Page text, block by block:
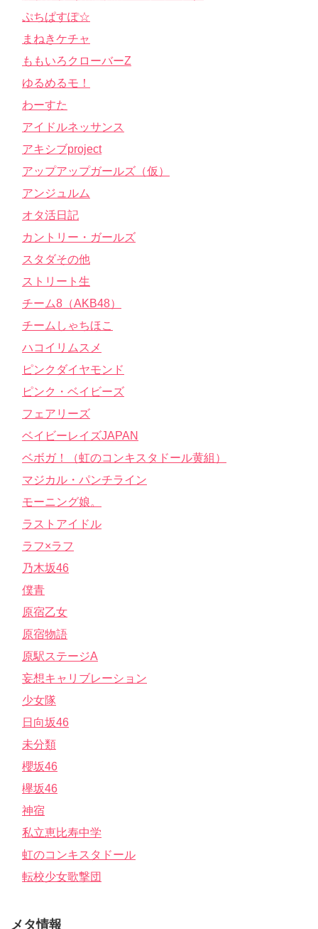
ぷちぱすぽ☆
まねきケチャ
ももいろクローバーZ
ゆるめるモ！
わーすた
アイドルネッサンス
アキシブproject
アップアップガールズ（仮）
アンジュルム
オタ活日記
カントリー・ガールズ
スタダその他
ストリート生
チーム8（AKB48）
チームしゃちほこ
ハコイリムスメ
ピンクダイヤモンド
ピンク・ベイビーズ
フェアリーズ
ベイビーレイズJAPAN
ベボガ！（虹のコンキスタドール黄組）
マジカル・パンチライン
モーニング娘。
ラストアイドル
ラフ×ラフ
乃木坂46
僕青
原宿乙女
原宿物語
原駅ステージA
妄想キャリブレーション
少女隊
日向坂46
未分類
櫻坂46
欅坂46
神宿
私立恵比寿中学
虹のコンキスタドール
転校少女歌撃団
メタ情報